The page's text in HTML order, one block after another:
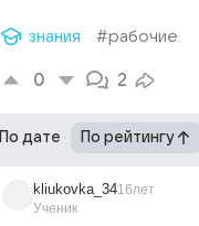
знания #рабочие
0 2
По дате По рейтингу
kliukovka_34
Ученик
16лет